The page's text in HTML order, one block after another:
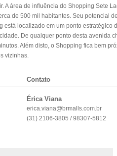
A área de influência do Shopping Sete
de 500 mil habitantes. Seu potencial
está localizado em um ponto estratégico
De qualquer ponto desta avenida
Além disto, o Shopping fica bem
vizinhas.
Contato
Érica Viana
erica.viana@brmalls.com.br
(31) 2106-3805 / 98307-5812